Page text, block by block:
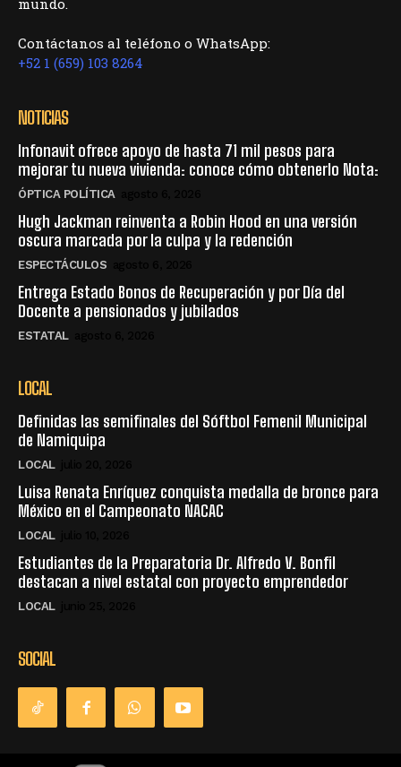
mundo.
Contáctanos al teléfono o WhatsApp:
+52 1 (659) 103 8264
NOTICIAS
Infonavit ofrece apoyo de hasta 71 mil pesos para
mejorar tu nueva vivienda: conoce cómo obtenerlo Nota:
ÓPTICA POLÍTICA
Hugh Jackman reinventa a Robin Hood en una versión
oscura marcada por la culpa y la redención
ESPECTÁCULOS
Entrega Estado Bonos de Recuperación y por Día del
Docente a pensionados y jubilados
ESTATAL
LOCAL
Definidas las semifinales del Sóftbol Femenil Municipal
de Namiquipa
LOCAL
Luisa Renata Enríquez conquista medalla de bronce para
México en el Campeonato NACAC
LOCAL
Estudiantes de la Preparatoria Dr. Alfredo V. Bonfil
destacan a nivel estatal con proyecto emprendedor
LOCAL
SOCIAL